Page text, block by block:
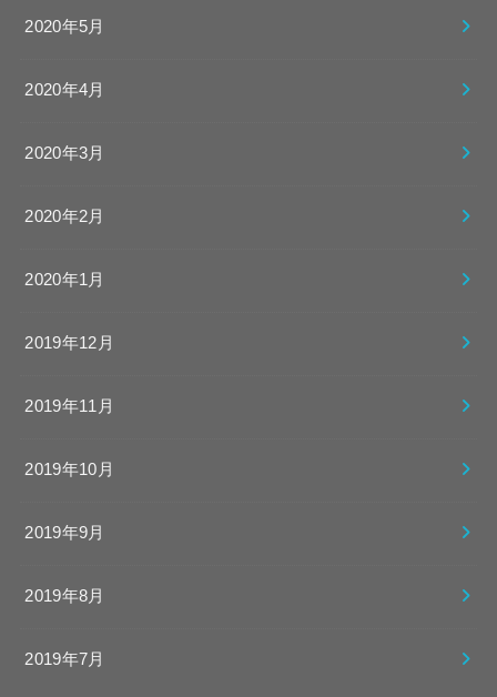
2020年5月
2020年4月
2020年3月
2020年2月
2020年1月
2019年12月
2019年11月
2019年10月
2019年9月
2019年8月
2019年7月